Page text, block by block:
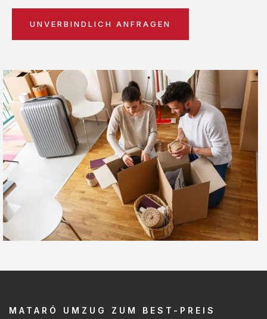
UNVERBINDLICH ANFRAGEN
MATARÓ UMZUG ZUM BEST-PREIS